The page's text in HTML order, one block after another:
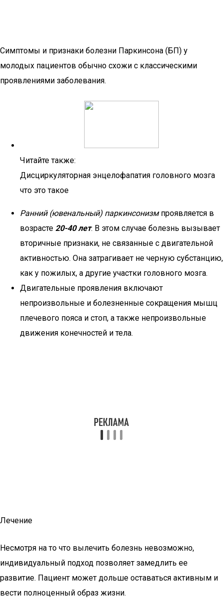
Симптомы и признаки болезни Паркинсона (БП) у
молодых пациентов обычно схожи с классическими
проявлениями заболевания.
Читайте также:
Дисциркуляторная энцелофапатия головного мозга
что это такое
Ранний (ювенальный) паркинсонизмпроявляется в
возрасте 20-40 лет. В этом случае болезнь вызывает
вторичные признаки, не связанные с двигательной
активностью. Она затрагивает не черную субстанцию,
как у пожилых, а другие участки головного мозга.
Двигательные проявления включают
непроизвольные и болезненные сокращения мышц
плечевого пояса и стоп, а также непроизвольные
движения конечностей и тела.
Лечение
Несмотря на то что вылечить болезнь невозможно,
индивидуальный подход позволяет замедлить ее
развитие. Пациент может дольше оставаться активным и
вести полноценный образ жизни.